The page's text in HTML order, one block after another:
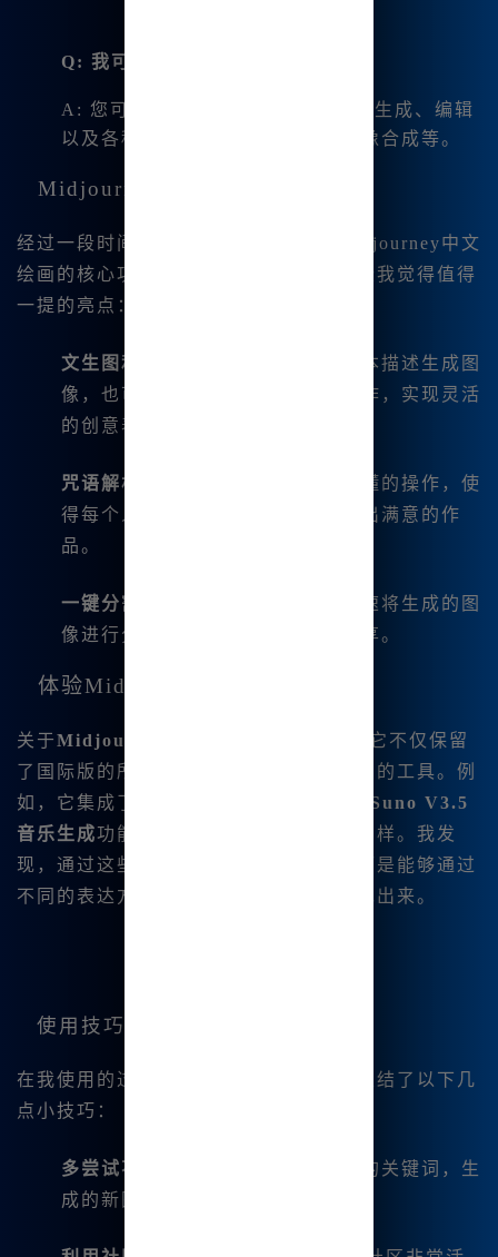
Q: 我可以用它做什么？
A: 您可以通过Midjourney进行图片生成、编辑
以及各种艺术创作，比如绘画、图像合成等。
Midjourney的核心功能
经过一段时间的使用，我深刻体会到Midjourney中文
绘画的核心功能带来的便利。以下是一些我觉得值得
一提的亮点：
文生图和图生图
：用户可以通过文本描述生成图
像，也可以对已有图像进行二次创作，实现灵活
的创意表达。
咒语解析
：无需复杂命令，简单易懂的操作，使
得每个人都能轻松上手，快速创作出满意的作
品。
一键分割和下载四宫格
：您可以快速将生成的图
像进行分割或下载，方便保存和分享。
体验Midjourney V6.1的创新
关于Midjourney官方中文版
，我了解到它不仅保留
了国际版的所有功能，还新增了多种实用的工具。例
如，它集成了
Suno V3.5
音乐生成功能，让创作的方式更加丰富多样。我发
现，通过这些功能，创作🔥不再单一，而是能够通过
不同的表达方式，将我的想法更好地展现出来。
使用技巧
在我使用的过程中，为了提高效率，我总结了以下几
点小技巧：
多尝试不同的描述语词
：通过不同的关键词，生
成的新图像可能会大相径庭。